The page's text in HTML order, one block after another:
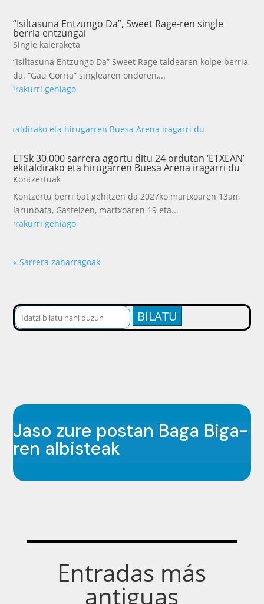
“Isiltasuna Entzungo Da”, Sweet Rage-ren single
berria entzungai
Single kaleraketa
“Isiltasuna Entzungo Da” Sweet Rage taldearen kolpe berria
da. “Gau Gorria” singlearen ondoren,...
irakurri gehiago
ETSk 30.000 sarrera agortu ditu 24 ordutan ‘ETXEAN’
ekitaldirako eta hirugarren Buesa Arena iragarri du
Kontzertuak
Kontzertu berri bat gehitzen da 2027ko martxoaren 13an,
larunbata, Gasteizen, martxoaren 19 eta...
irakurri gehiago
« Sarrera zaharragoak
Buscar:
Jaso zure postan Baga Biga-
ren albisteak
Entradas más
antiguas